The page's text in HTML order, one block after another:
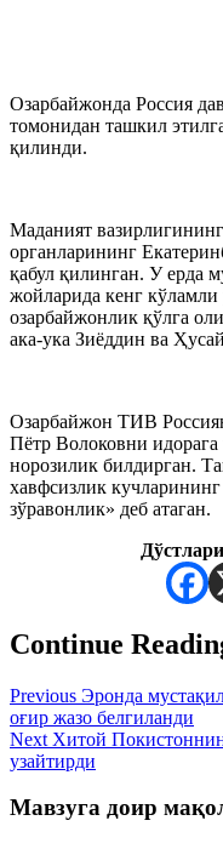
Озарбайжонда Россия
томонидан ташкил
қилинди.
Маданият
органларининг
қабул қилинган. У ерда
жойларида кенг кўламли
озарбайжонлик қўлга
ака-ука Зиёддин ва
Озарбайжон ТИВ
Пётр Волоковни идорага
норозилик билдирган.
хавфсизлик
зўравонлик» деб атаган.
Continue
Previous Эронда
оғир жазо белгиланди
Next Хитой
узайтирди
Мавзуга доир